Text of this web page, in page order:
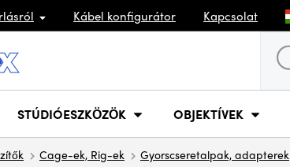
Kábel konfigurátor Kapcsolat
STÚDIÓESZKÖZÖK OBJEKTÍVEK
Cage-ek, Rig-ek Gyorscseretalpak, adapterek